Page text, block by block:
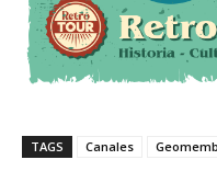
TAGS Canales